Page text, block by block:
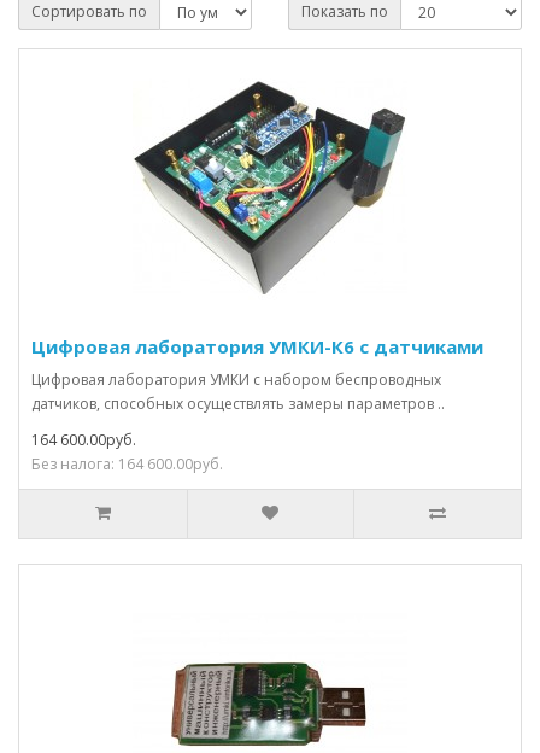
Сортировать по Показать по
Цифровая лаборатория УМКИ-К6 с датчиками
Цифровая лаборатория УМКИ с набором беспроводных
датчиков, способных осуществлять замеры параметров ..
164 600.00руб.
Без налога: 164 600.00руб.